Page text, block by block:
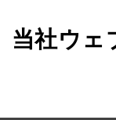
当社ウェ